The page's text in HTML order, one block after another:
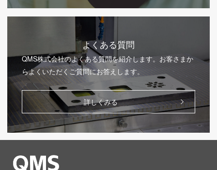
よくある質問
QMS株式会社のよくある質問を紹介します。お客さまか
らよくいただくご質問にお答えします。
詳しくみる